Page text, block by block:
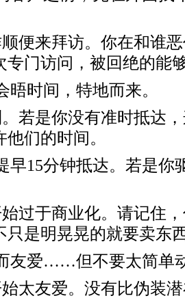
便来拜访。你在和谁
专门访问，被回绝的能
晤时间，特地而来。
若是你没有准时抵达
们的时间。
早15分钟抵达。若是你
过于商业化。请记住
只是明晃晃的就要卖东
友爱……但不要太简单
太友爱。没有比伪装